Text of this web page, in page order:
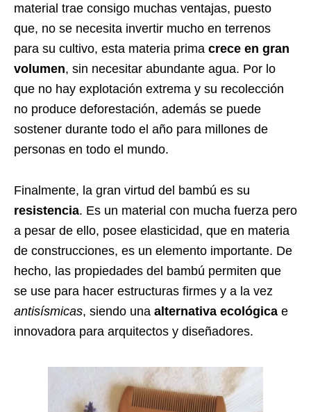
material trae consigo muchas ventajas, puesto
que, no se necesita invertir mucho en terrenos
para su cultivo, esta materia prima crece en gran
volumen, sin necesitar abundante agua. Por lo
que no hay explotación extrema y su recolección
no produce deforestación, además se puede
sostener durante todo el año para millones de
personas en todo el mundo.
Finalmente, la gran virtud del bambú es su
resistencia. Es un material con mucha fuerza pero
a pesar de ello, posee elasticidad, que en materia
de construcciones, es un elemento importante. De
hecho, las propiedades del bambú permiten que
se use para hacer estructuras firmes y a la vez
antisísmicas, siendo una alternativa ecológica e
innovadora para arquitectos y diseñadores.